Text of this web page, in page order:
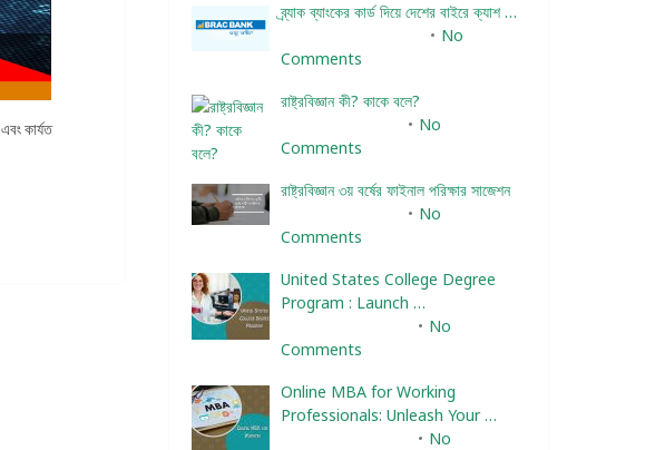
কার্যত
ব্র্যাক ব্যাংকের কার্ড দিয়ে দেশের বাইরে ক্যাশ …
No
Comments
রাষ্ট্রবিজ্ঞান কী? কাকে বলে?
No
Comments
রাষ্ট্রবিজ্ঞান ৩য় বর্ষের ফাইনাল পরিক্ষার সাজেশন
No
Comments
United States College Degree
Program : Launch …
No
Comments
Online MBA for Working
Professionals: Unleash Your …
No